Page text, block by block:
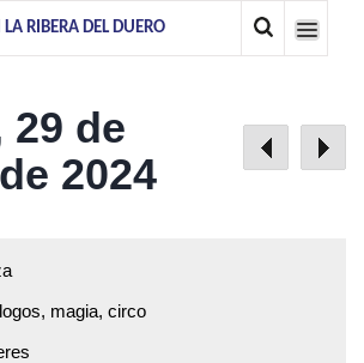
LA RIBERA DEL DUERO
29 de
2024
magia, circo